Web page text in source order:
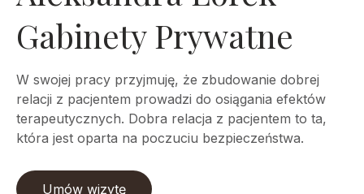
Gabinety Prywatne
W swojej pracy przyjmuję, że zbudowanie dobrej
relacji z pacjentem prowadzi do osiągania efektów
terapeutycznych. Dobra relacja z pacjentem to ta,
która jest oparta na poczuciu bezpieczeństwa.
Umów wizytę